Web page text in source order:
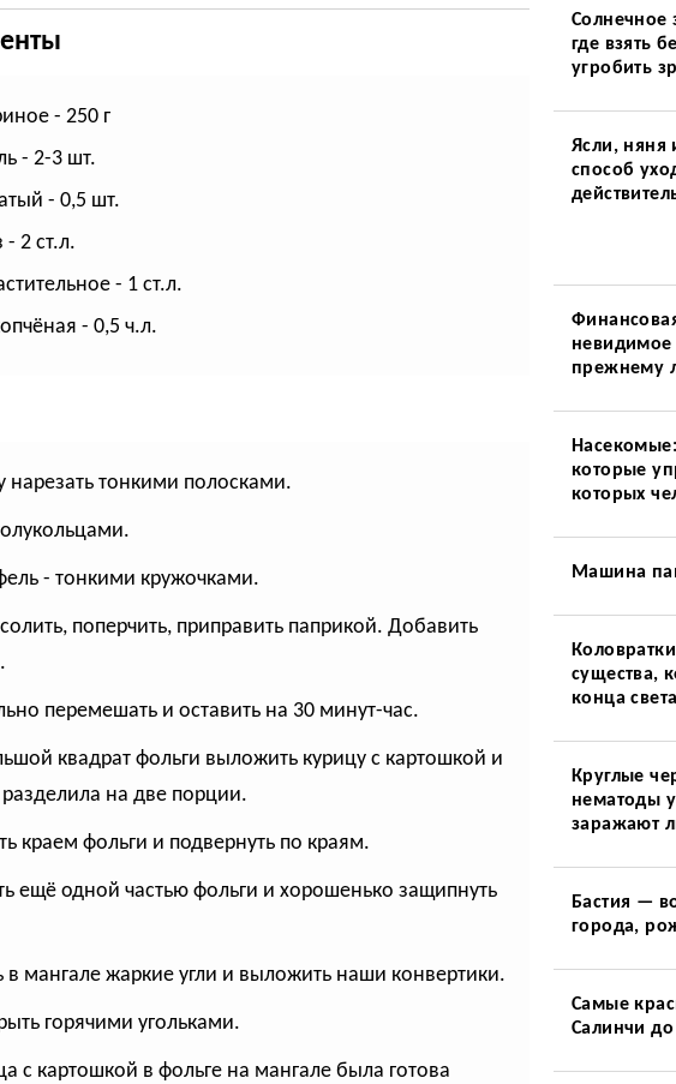
- 250 г
- 2-3 шт.
- 0,5 шт.
2 ст.л.
- 1 ст.л.
- 0,5 ч.л.
нарезать тонкими полосками.
- тонкими кружочками.
поперчить, приправить паприкой. Добавить
перемешать и оставить на 30 минут-час.
квадрат фольги выложить курицу с картошкой и
на две порции.
краем фольги и подвернуть по краям.
ещё одной частью фольги и хорошенько защипнуть
в мангале жаркие угли и выложить наши конвертики.
горячими угольками.
с картошкой в фольге на мангале была готова
Солнечное
где взять
угробить
Ясли, няня
способ
невидимое
прежнему
которые
которых
Машина
существа,
конца света
Круглые
нематоды
заражают
Бастия —
города,
Самые
Салинчи